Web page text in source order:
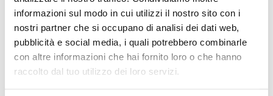
informazioni sul modo in cui utilizzi il nostro sito con i
nostri partner che si occupano di analisi dei dati web,
pubblicità e social media, i quali potrebbero combinarle
con altre informazioni che hai fornito loro o che hanno
raccolto dal tuo utilizzo dei loro servizi.